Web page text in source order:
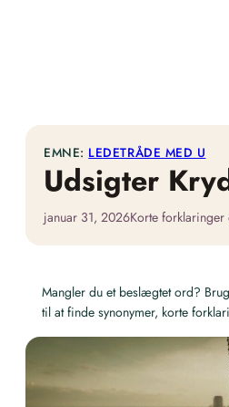
EMNE: LEDETRÅDE MED U
Udsigter
januar 31, 2026Korte
Mangler du et beslægtet ord?
til at finde synonymer, korte